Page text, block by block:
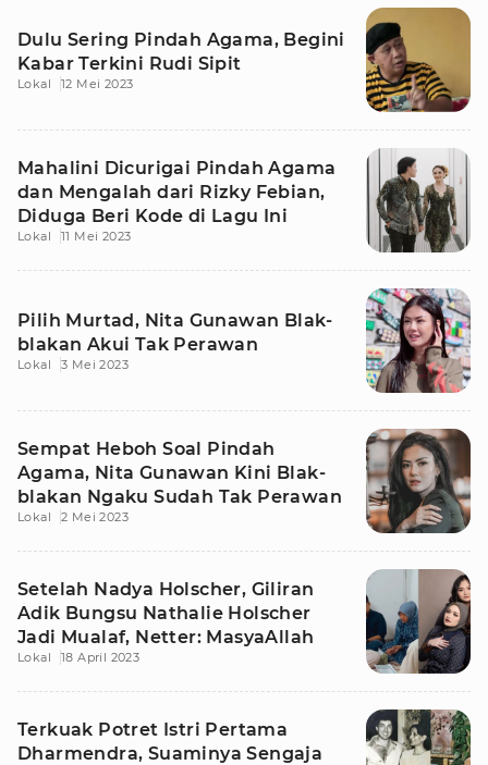
Dulu Sering Pindah Agama, Begini
Kabar Terkini Rudi Sipit
Lokal 12 Mei 2023
Mahalini Dicurigai Pindah Agama
dan Mengalah dari Rizky Febian,
Diduga Beri Kode di Lagu Ini
Lokal 11 Mei 2023
Pilih Murtad, Nita Gunawan Blak-
blakan Akui Tak Perawan
Lokal 3 Mei 2023
Sempat Heboh Soal Pindah
Agama, Nita Gunawan Kini Blak-
blakan Ngaku Sudah Tak Perawan
Lokal 2 Mei 2023
Setelah Nadya Holscher, Giliran
Adik Bungsu Nathalie Holscher
Jadi Mualaf, Netter: MasyaAllah
Lokal 18 April 2023
Terkuak Potret Istri Pertama
Dharmendra, Suaminya Sengaja